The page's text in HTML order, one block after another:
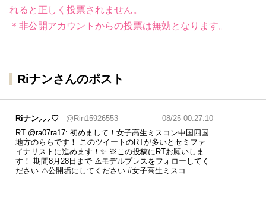
れると正しく投票されません。
＊非公開アカウントからの投票は無効となります。
Riナンさんのポスト
Riナン⸝⸝⸝♡ @Rin15926553
08/25 00:27:10
RT @ra07ra17: 初めまして！女子高生ミスコン中国四国
地方のららです！ このツイートのRTが多いとセミファ
イナリストに進めます！✨ ※この投稿にRTお願いしま
す！ 期間8月28日まで ⚠️モデルプレスをフォローしてく
ださい ⚠️公開垢にしてください #女子高生ミスコ…